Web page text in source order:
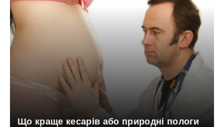
Що краще кесарів або природні пологи